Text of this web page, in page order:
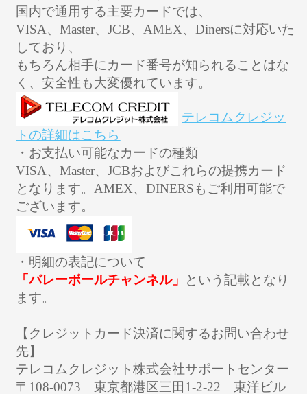
国内で通用する主要カードでは、
VISA、Master、JCB、AMEX、Dinersに対応いた
しており、
もちろん相手にカード番号が知られることはな
く、安全性も大変優れています。
テレコムクレジッ
トの詳細はこちら
・お支払い可能なカードの種類
VISA、Master、JCBおよびこれらの提携カード
となります。AMEX、DINERSもご利用可能で
ございます。
・明細の表記について
「バレーボールチャンネル」
という記載となり
ます。
【クレジットカード決済に関するお問い合わせ
先】
テレコムクレジット株式会社サポートセンター
〒108-0073 東京都港区三田1-2-22 東洋ビル